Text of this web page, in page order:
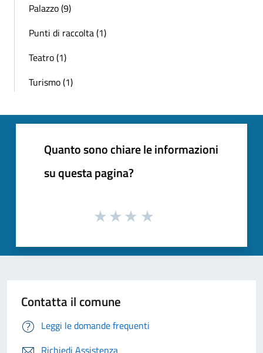
Palazzo (9)
Punti di raccolta (1)
Teatro (1)
Turismo (1)
Quanto sono chiare le informazioni
su questa pagina?
Contatta il comune
Leggi le domande frequenti